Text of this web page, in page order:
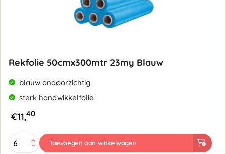
Rekfolie 50cmx300mtr 23my Blauw
blauw ondoorzichtig
sterk handwikkelfolie
€11,40
Rekfolie
50cmx300mtr
Toevoegen aan winkelwagen